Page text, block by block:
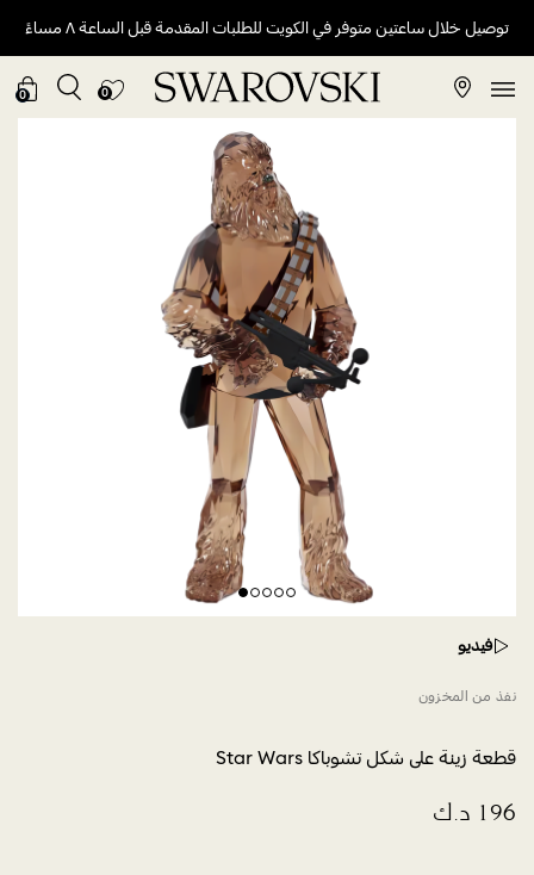
توصيل خلال ساعتين متوفر في الكويت للطلبات المقدمة قبل الساعة ٨ مساءً
0
0
فيديو
نفذ من المخزون
قطعة زينة على شكل تشوباكا Star Wars